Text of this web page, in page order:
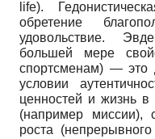
life).
обретение
удовольствие.
большей мере
спортсменам) — это
условии
ценностей и жизнь в
(например миссии),
роста